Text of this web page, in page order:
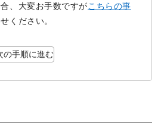
、大変お手数ですがこちらの事
ください。
の手順に進む